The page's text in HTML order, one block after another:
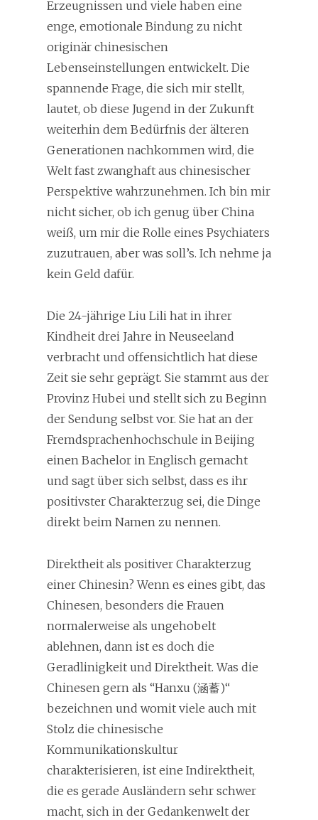
Erzeugnissen und viele haben eine
enge, emotionale Bindung zu nicht
originär chinesischen
Lebenseinstellungen entwickelt. Die
spannende Frage, die sich mir stellt,
lautet, ob diese Jugend in der Zukunft
weiterhin dem Bedürfnis der älteren
Generationen nachkommen wird, die
Welt fast zwanghaft aus chinesischer
Perspektive wahrzunehmen. Ich bin mir
nicht sicher, ob ich genug über China
weiß, um mir die Rolle eines Psychiaters
zuzutrauen, aber was soll’s. Ich nehme ja
kein Geld dafür.
Die 24-jährige Liu Lili hat in ihrer
Kindheit drei Jahre in Neuseeland
verbracht und offensichtlich hat diese
Zeit sie sehr geprägt. Sie stammt aus der
Provinz Hubei und stellt sich zu Beginn
der Sendung selbst vor. Sie hat an der
Fremdsprachenhochschule in Beijing
einen Bachelor in Englisch gemacht
und sagt über sich selbst, dass es ihr
positivster Charakterzug sei, die Dinge
direkt beim Namen zu nennen.
Direktheit als positiver Charakterzug
einer Chinesin? Wenn es eines gibt, das
Chinesen, besonders die Frauen
normalerweise als ungehobelt
ablehnen, dann ist es doch die
Geradlinigkeit und Direktheit. Was die
Chinesen gern als “Hanxu (涵蓄)“
bezeichnen und womit viele auch mit
Stolz die chinesische
Kommunikationskultur
charakterisieren, ist eine Indirektheit,
die es gerade Ausländern sehr schwer
macht, sich in der Gedankenwelt der